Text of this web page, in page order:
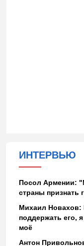
ИНТЕРВЬЮ
Посол Армении:
страны признать
Михаил Новахов:
поддержать его,
моё
Антон